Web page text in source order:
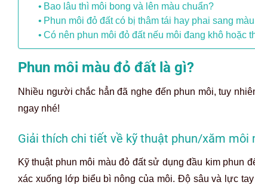
Bao lâu thì môi bong và lên màu chuẩn?
Phun môi đỏ đất có bị thâm tái hay phai sang
Có nên phun môi đỏ đất nếu môi đang khô hoặc
Phun môi màu đỏ đất là gì?
Nhiều người chắc hẳn đã nghe đến phun môi, tuy
ngay nhé!
Giải thích chi tiết về kỹ thuật phun/xăm môi
Kỹ thuật phun môi màu đỏ đất sử dụng đầu kim phun
xác xuống lớp biểu bì nông của môi. Độ sâu và lực